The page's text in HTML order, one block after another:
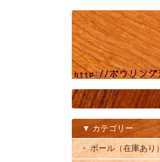
▼ カテゴリー
・ ボール（在庫あり）